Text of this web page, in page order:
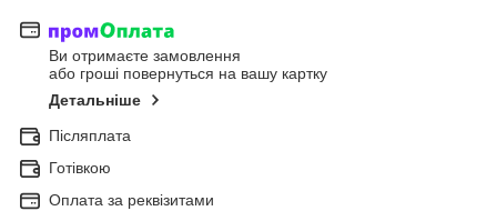
Ви отримаєте замовлення
або гроші повернуться на вашу картку
Детальніше
Післяплата
Готівкою
Оплата за реквізитами